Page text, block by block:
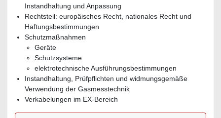
Instandhaltung und Anpassung
Rechtsteil: europäisches Recht, nationales Recht und
Haftungsbestimmungen
Schutzmaßnahmen
Geräte
Schutzsysteme
elektrotechnische Ausführungsbestimmungen
Instandhaltung, Prüfpflichten und widmungsgemäße
Verwendung der Gasmesstechnik
Verkabelungen im EX-Bereich